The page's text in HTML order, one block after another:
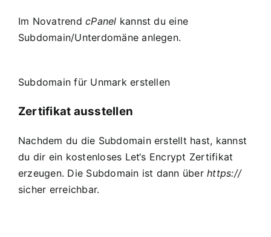
Im NovatrendcPanel kannst du eine
Subdomain/Unterdomäne anlegen.
Subdomain für Unmark erstellen
Zertifikat ausstellen
Nachdem du die Subdomain erstellt hast, kannst
du dir ein kostenloses Let‘s Encrypt Zertifikat
erzeugen. Die Subdomain ist dann überhttps://
sicher erreichbar.